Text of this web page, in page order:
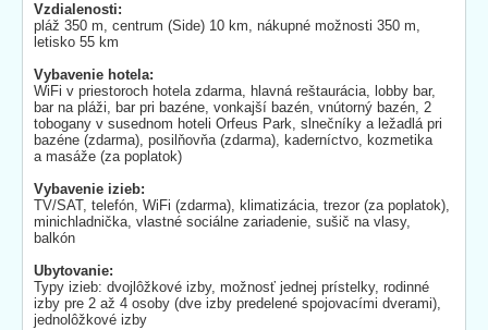
Vzdialenosti:
pláž 350 m, centrum (Side) 10 km, nákupné možnosti 350 m,
letisko 55 km
Vybavenie hotela:
WiFi v priestoroch hotela zdarma, hlavná reštaurácia, lobby bar,
bar na pláži, bar pri bazéne, vonkajší bazén, vnútorný bazén, 2
tobogany v susednom hoteli Orfeus Park, slnečníky a ležadlá pri
bazéne (zdarma), posilňovňa (zdarma), kaderníctvo, kozmetika
a masáže (za poplatok)
Vybavenie izieb:
TV/SAT, telefón, WiFi (zdarma), klimatizácia, trezor (za poplatok),
minichladnička, vlastné sociálne zariadenie, sušič na vlasy,
balkón
Ubytovanie:
Typy izieb: dvojlôžkové izby, možnosť jednej prístelky, rodinné
izby pre 2 až 4 osoby (dve izby predelené spojovacími dverami),
jednolôžkové izby